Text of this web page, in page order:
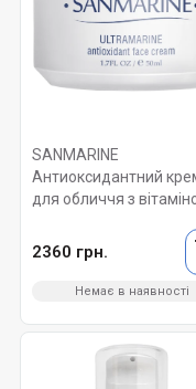
SANMARINE
Антиоксидантний
для обличчя з
cream 50 мл.
2360 грн.
Немає в наявності